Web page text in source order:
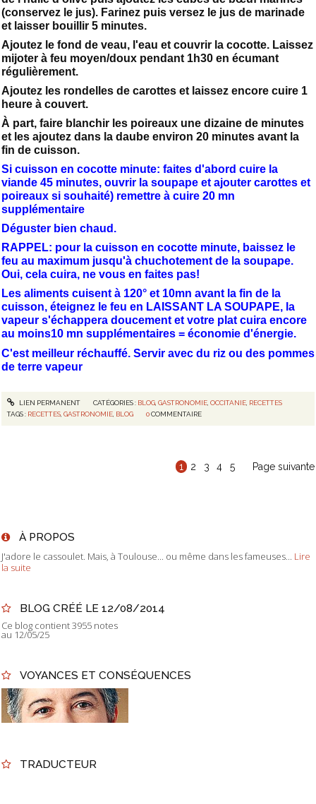
(conservez le jus). Farinez puis versez le jus de marinade
et laisser bouillir 5 minutes.
Ajoutez le fond de veau, l'eau et couvrir la cocotte. Laissez
mijoter à feu moyen/doux pendant 1h30 en écumant
régulièrement.
Ajoutez les rondelles de carottes et laissez encore cuire 1
heure à couvert.
À part, faire blanchir les poireaux une dizaine de minutes
et les ajoutez dans la daube environ 20 minutes avant la
fin de cuisson.
Si cuisson en cocotte minute: faites d'abord cuire la
viande 45 minutes, ouvrir la soupape et ajouter carottes et
poireaux si souhaité) remettre à cuire 20 mn
supplémentaire
Déguster bien chaud.
RAPPEL: pour la cuisson en cocotte minute, baissez le
feu au maximum jusqu'à chuchotement de la soupape.
Oui, cela cuira, ne vous en faites pas!
Les aliments cuisent à 120° et 10mn avant la fin de la
cuisson, éteignez le feu en LAISSANT LA SOUPAPE, la
vapeur s'échappera doucement et votre plat cuira encore
au moins10 mn supplémentaires = économie d'énergie.
C'est meilleur réchauffé. Servir avec du riz ou des pommes
de terre vapeur
LIEN PERMANENT CATÉGORIES : BLOG, GASTRONOMIE, OCCITANIE, RECETTES
TAGS : RECETTES ,GASTRONOMIE BLOG 0 COMMENTAIRE
1 2 3 4 5 Page suivante
À PROPOS
J'adore le cassoulet. Mais, à Toulouse... ou même dans les fameuses...
Lire
la suite
BLOG CRÉÉ LE 12/08/2014
Ce blog contient 3955 notes
au 12/05/25
VOYANCES ET CONSÉQUENCES
TRADUCTEUR